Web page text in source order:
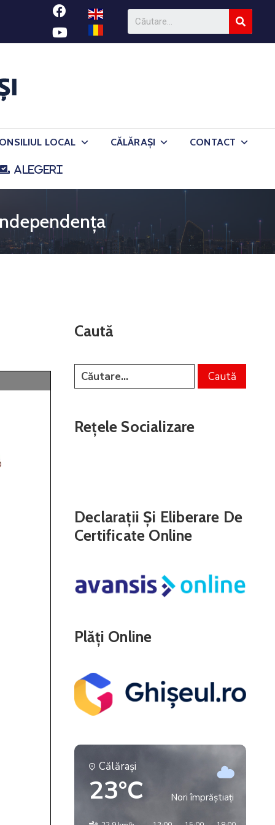
LOCAL CĂLĂRAȘI CONTACT
ALEGERI
Caută
Rețele Socializare
Declarații Și Eliberare De
Certificate Online
Plăți Online
Călăraşi
23°C Nori împrăștiați